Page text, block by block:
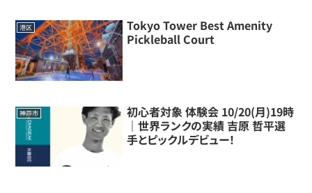
港区
Tokyo Tower Best Amenity
Pickleball Court
神戸市
初心者対象 体験会 10/20(月)19時
｜世界ランクの実績 吉原 哲平選
手とピックルデビュー！